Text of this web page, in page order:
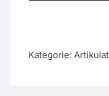
Dental
Kategorie: